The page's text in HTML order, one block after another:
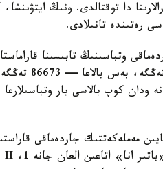
دا توقتالدى. ونىڭ
رەتىندە تانىلادى.
وتباسىنىڭ تابىسىنا
سايىن مەملەكەتتىك جاردەماقى